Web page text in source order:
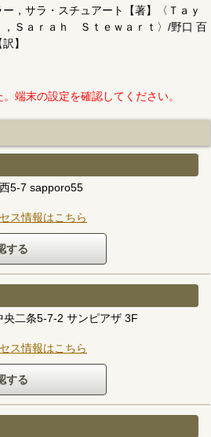
ー，サラ・スチュアート【著】〈Ｔａｙ
，Ｓａｒａｈ Ｓｔｅｗａｒｔ〉/野口 百
】
端末の設定を確認してください。
5-7 sapporo55
ス情報はこちら
二条5-7-2 サンピアザ 3F
ス情報はこちら